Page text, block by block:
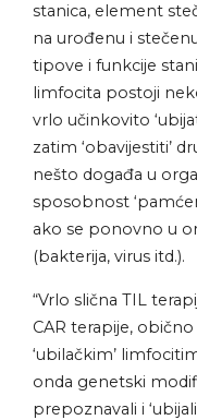
stanica, element
na urođenu i
tipove i funkcije
limfocita postoji
vrlo učinkovito
zatim ‘obavijestiti’
nešto događa u
sposobnost
ako se ponovno u
(bakterija, virus itd.).
“Vrlo slična TIL
CAR terapije,
‘ubilačkim’
onda genetski
prepoznavali i